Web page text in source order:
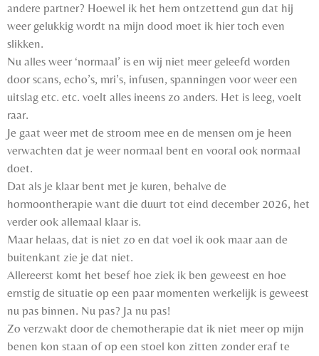
andere partner? Hoewel ik het hem ontzettend gun dat hij
weer gelukkig wordt na mijn dood moet ik hier toch even
slikken.
Nu alles weer ‘normaal’ is en wij niet meer geleefd worden
door scans, echo’s, mri’s, infusen, spanningen voor weer een
uitslag etc. etc. voelt alles ineens zo anders. Het is leeg, voelt
raar.
Je gaat weer met de stroom mee en de mensen om je heen
verwachten dat je weer normaal bent en vooral ook normaal
doet.
Dat als je klaar bent met je kuren, behalve de
hormoontherapie want die duurt tot eind december 2026, het
verder ook allemaal klaar is.
Maar helaas, dat is niet zo en dat voel ik ook maar aan de
buitenkant zie je dat niet.
Allereerst komt het besef hoe ziek ik ben geweest en hoe
ernstig de situatie op een paar momenten werkelijk is geweest
nu pas binnen. Nu pas? Ja nu pas!
Zo verzwakt door de chemotherapie dat ik niet meer op mijn
benen kon staan of op een stoel kon zitten zonder eraf te